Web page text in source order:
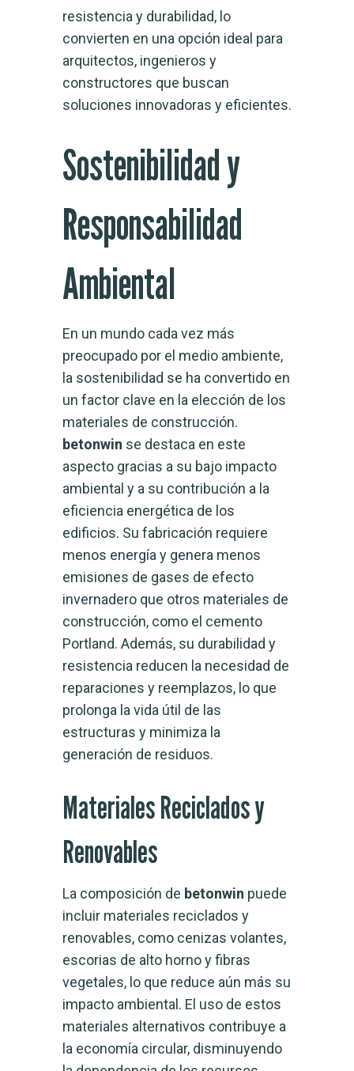
resistencia y durabilidad, lo
convierten en una opción ideal para
arquitectos, ingenieros y
constructores que buscan
soluciones innovadoras y eficientes.
Sostenibilidad y
Responsabilidad
Ambiental
En un mundo cada vez más
preocupado por el medio ambiente,
la sostenibilidad se ha convertido en
un factor clave en la elección de los
materiales de construcción.
betonwin se destaca en este
aspecto gracias a su bajo impacto
ambiental y a su contribución a la
eficiencia energética de los
edificios. Su fabricación requiere
menos energía y genera menos
emisiones de gases de efecto
invernadero que otros materiales de
construcción, como el cemento
Portland. Además, su durabilidad y
resistencia reducen la necesidad de
reparaciones y reemplazos, lo que
prolonga la vida útil de las
estructuras y minimiza la
generación de residuos.
Materiales Reciclados y
Renovables
La composición de betonwin puede
incluir materiales reciclados y
renovables, como cenizas volantes,
escorias de alto horno y fibras
vegetales, lo que reduce aún más su
impacto ambiental. El uso de estos
materiales alternativos contribuye a
la economía circular, disminuyendo